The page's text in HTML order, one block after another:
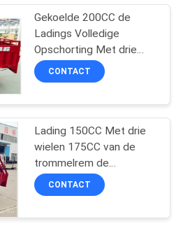
Gekoelde 200CC de
Ladings Volledige
Opschorting Met drie
wielen van de zware
Ladingslading Lucht
CONTACT
Lading 150CC Met drie
wielen 175CC van de
trommelrem de
Hydraulische Stortplaats
200CC
CONTACT